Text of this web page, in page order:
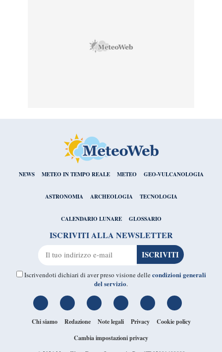
NEWS METEO IN TEMPO REALE METEO GEO-VULCANOLOGIA
ASTRONOMIA ARCHEOLOGIA TECNOLOGIA
CALENDARIO LUNARE GLOSSARIO
ISCRIVITI ALLA NEWSLETTER
Iscrivendoti dichiari di aver preso visione dellecondizioni generali
del servizio.
Chi siamo Redazione Note legali Privacy
Cookie policy
Cambia impostazioni privacy